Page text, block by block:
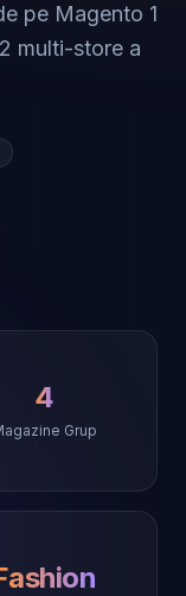
pe Magento 1
multi-store a
4
Grup